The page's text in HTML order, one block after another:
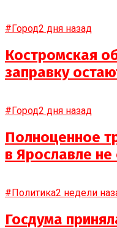
#Город2 дня назад
Костромская
заправку
#Город2 дня назад
Полноценное
в Ярославле не
#Политика2 недели
Госдума